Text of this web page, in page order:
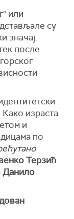
или
су
значај.
после
израста
и
по
Терзић
Данило